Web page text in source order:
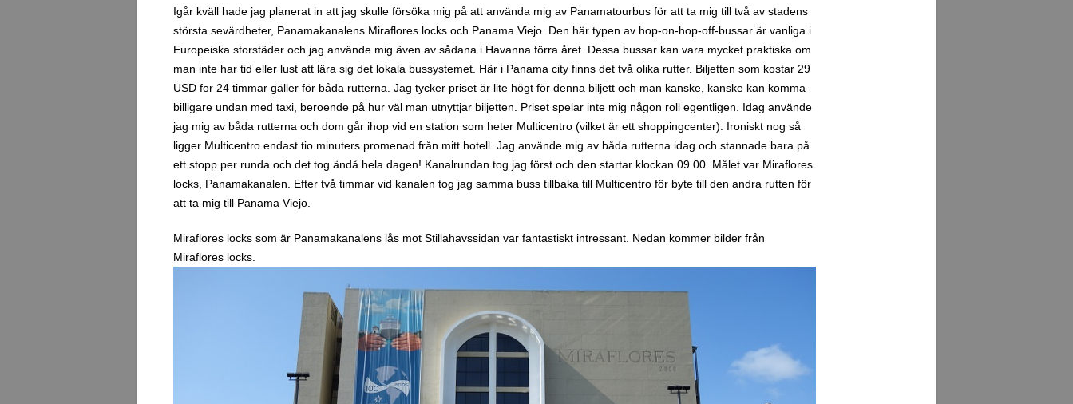
Igår kväll hade jag planerat in att jag skulle försöka mig på att använda mig av Panamatourbus för att ta mig till två av stadens
största sevärdheter, Panamakanalens Miraflores locks och Panama Viejo. Den här typen av hop-on-hop-off-bussar är vanliga i
Europeiska storstäder och jag använde mig även av sådana i Havanna förra året. Dessa bussar kan vara mycket praktiska om
man inte har tid eller lust att lära sig det lokala bussystemet. Här i Panama city finns det två olika rutter. Biljetten som kostar 29
USD for 24 timmar gäller för båda rutterna. Jag tycker priset är lite högt för denna biljett och man kanske, kanske kan komma
billigare undan med taxi, beroende på hur väl man utnyttjar biljetten. Priset spelar inte mig någon roll egentligen. Idag använde
jag mig av båda rutterna och dom går ihop vid en station som heter Multicentro (vilket är ett shoppingcenter). Ironiskt nog så
ligger Multicentro endast tio minuters promenad från mitt hotell. Jag använde mig av båda rutterna idag och stannade bara på
ett stopp per runda och det tog ändå hela dagen! Kanalrundan tog jag först och den startar klockan 09.00. Målet var Miraflores
locks, Panamakanalen. Efter två timmar vid kanalen tog jag samma buss tillbaka till Multicentro för byte till den andra rutten för
att ta mig till Panama Viejo.
Miraflores locks som är Panamakanalens lås mot Stillahavssidan var fantastiskt intressant. Nedan kommer bilder från
Miraflores locks.